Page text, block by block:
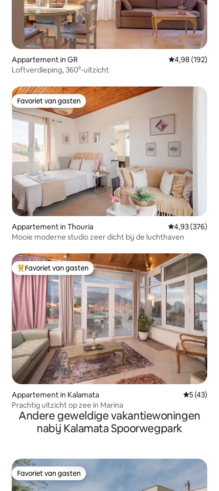
Appartement in GR Gemiddelde
4,98 (192)
Loftverdieping, 360⁰-uitzicht
Favoriet van gasten
Favoriet van gasten
Appartement in Thouria Gemiddelde
4,93 (376)
Mooie moderne studio zeer dicht bij de luchthaven
Topfavoriet van gasten
Favoriet van gasten
Appartement in Kalamata
5 (43)
Prachtig uitzicht op zee in Marina
Andere geweldige vakantiewoningen
nabij Kalamata Spoorwegpark
Favoriet van gasten
Favoriet van gasten